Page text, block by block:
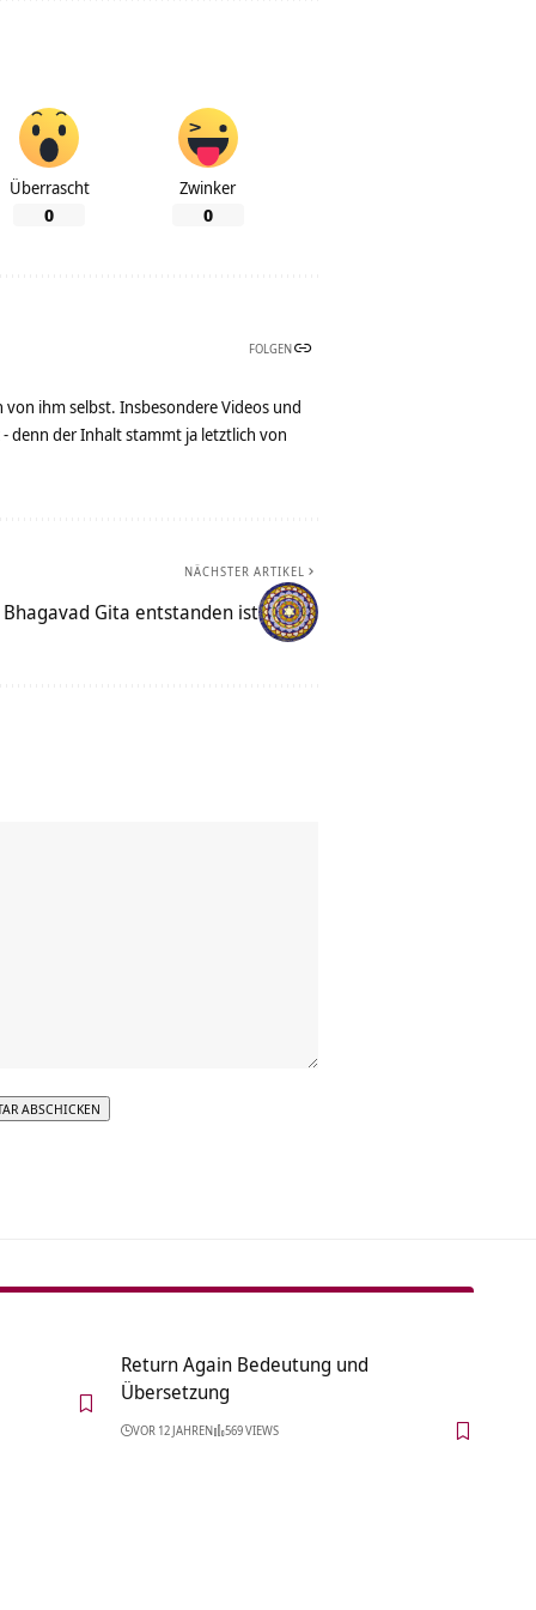
Überrascht
0
Zwinker
0
FOLGEN
ihm selbst. Insbesondere Videos und
denn der Inhalt stammt ja letztlich von
NÄCHSTER ARTIKEL
Gita entstanden ist
Return Again Bedeutung und
Übersetzung
VOR 12 JAHREN 569 VIEWS